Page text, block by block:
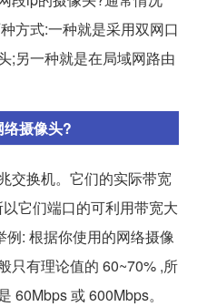
方式:一种就是采用双网口
;另一种就是在局域网路由
摄像头?
交换机。它们的实际带宽
它们端口的可利用带宽大
: 根据你使用的网络摄像
只有理论值的 60~70% ,所
60Mbps 或 600Mbps。